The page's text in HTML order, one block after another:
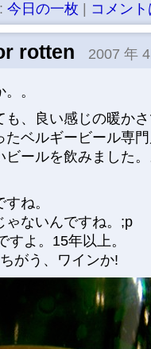
今日の一枚 コメン
rotten 2007 年
。
も、良い感じの暖か
たベルギービール専
ビールを飲みました
ね。
ゃないんですね。;p
すよ。15年以上。
がう、ワインか!